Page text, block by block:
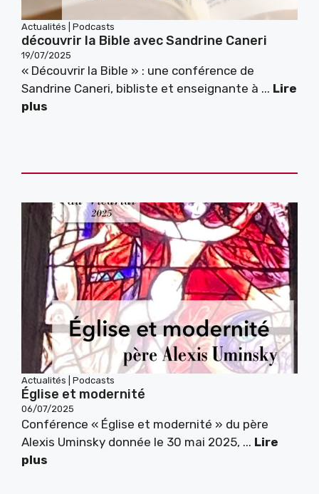
Actualités Podcasts
découvrir la Bible avec Sandrine Caneri
19/07/2025
« Découvrir la Bible » : une conférence de
Sandrine Caneri, bibliste et enseignante à ... Lire
plus
Actualités Podcasts
Église et modernité
06/07/2025
Conférence « Église et modernité » du père
Alexis Uminsky donnée le 30 mai 2025, ... Lire
plus